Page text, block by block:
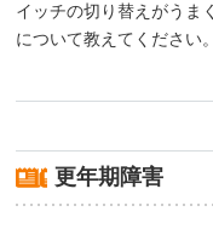
イッチの切り替えがうま
について教えてください。
更年期障害